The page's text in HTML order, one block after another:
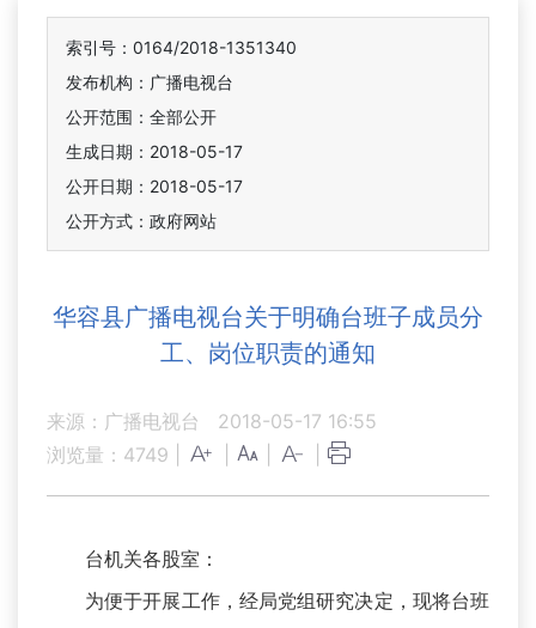
索引号：0164/2018-1351340
发布机构：广播电视台
公开范围：全部公开
生成日期：2018-05-17
公开日期：2018-05-17
公开方式：政府网站
华容县广播电视台关于明确台班子成员分
工、岗位职责的通知
来源：广播电视台
2018-05-17 16:55
浏览量： 4749
台机关各股室：
为便于开展工作，经局党组研究决定，现将台班